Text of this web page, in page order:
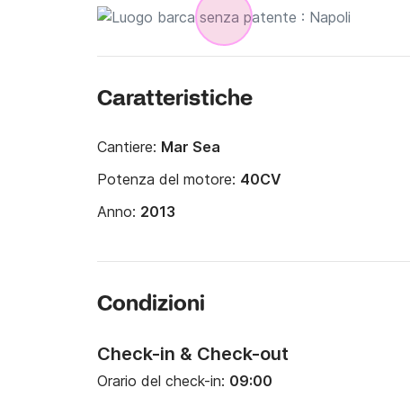
Caratteristiche
Cantiere: Mar Sea
Potenza del motore: 40CV
Anno: 2013
Condizioni
Check-in & Check-out
Orario del check-in: 09:00